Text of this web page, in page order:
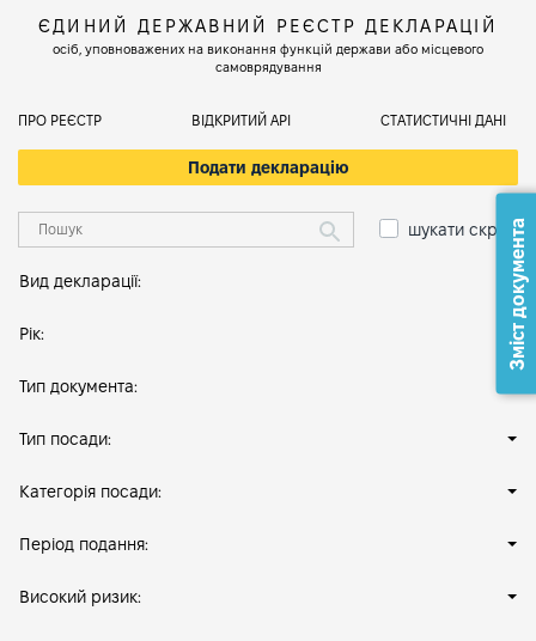
ЄДИНИЙ ДЕРЖАВНИЙ РЕЄСТР ДЕКЛАРАЦІЙ
осіб, уповноважених на виконання функцій держави або місцевого
самоврядування
ПРО РЕЄСТР ВІДКРИТИЙ АРІ СТАТИСТИЧНІ ДАНІ
Подати декларацію
шукати скрізь
Вид декларації:
Рік:
Тип документа:
Тип посади:
Категорія посади:
Період подання:
Високий ризик:
Зміст документа